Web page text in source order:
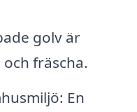
golv är
fräscha.
En